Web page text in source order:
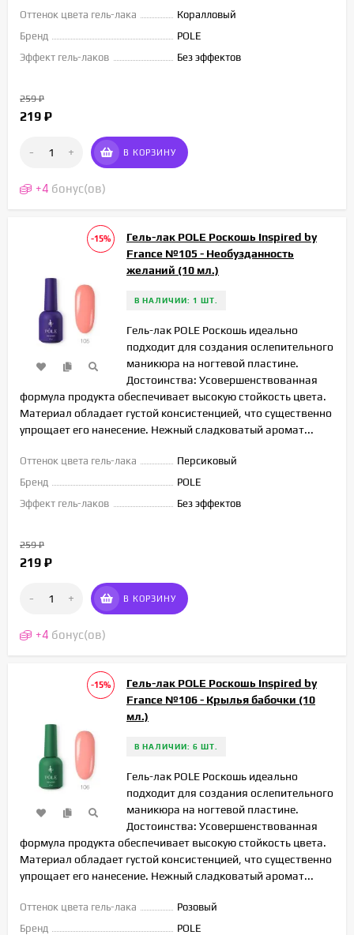
Оттенок цвета гель-лака
Коралловый
Бренд
POLE
Эффект гель-лаков
Без эффектов
259₽
219 ₽
- + В КОРЗИНУ
+4 бонус(ов)
-15%
Гель-лак POLE Роскошь Inspired by
France №105 - Необузданность
желаний (10 мл.)
В НАЛИЧИИ: 1 ШТ.
Гель-лак POLE Роскошь идеально
подходит для создания ослепительного
маникюра на ногтевой пластине.
Достоинства: Усовершенствованная
формула продукта обеспечивает высокую стойкость цвета.
Материал обладает густой консистенцией, что существенно
упрощает его нанесение. Нежный сладковатый аромат...
Оттенок цвета гель-лака
Персиковый
Бренд
POLE
Эффект гель-лаков
Без эффектов
259₽
219 ₽
- + В КОРЗИНУ
+4 бонус(ов)
-15%
Гель-лак POLE Роскошь Inspired by
France №106 - Крылья бабочки (10
мл.)
В НАЛИЧИИ: 6 ШТ.
Гель-лак POLE Роскошь идеально
подходит для создания ослепительного
маникюра на ногтевой пластине.
Достоинства: Усовершенствованная
формула продукта обеспечивает высокую стойкость цвета.
Материал обладает густой консистенцией, что существенно
упрощает его нанесение. Нежный сладковатый аромат...
Оттенок цвета гель-лака
Розовый
Бренд
POLE